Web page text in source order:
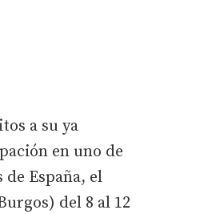
a su ya
en uno de
España, el
del 8 al 12